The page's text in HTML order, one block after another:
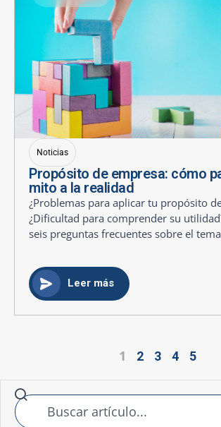
Noticias
Propósito de empresa: cómo
mito a la realidad
¿Problemas para aplicar tu propósito
¿Dificultad para comprender su
seis preguntas frecuentes sobre el
Leer más
1 2 3 4 5